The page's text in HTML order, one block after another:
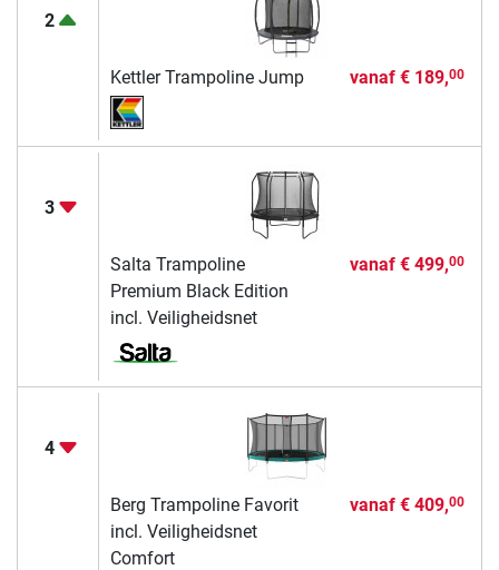
2
Kettler Trampoline Jump vanaf € 189,00
3
Salta Trampoline
Premium Black Edition
incl. Veiligheidsnet
vanaf € 499,00
4
Berg Trampoline Favorit
incl. Veiligheidsnet
Comfort
vanaf € 409,00